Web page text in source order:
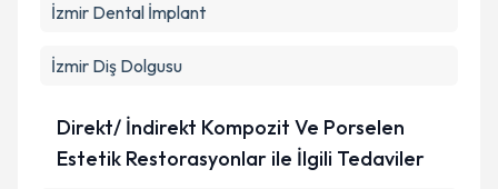
İzmir Dental İmplant
İzmir Diş Dolgusu
Direkt/ İndirekt Kompozit Ve Porselen
Estetik Restorasyonlar ile İlgili Tedaviler